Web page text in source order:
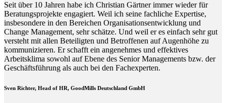
Seit über 10 Jahren habe ich Christian Gärtner immer wieder für
Beratungsprojekte engagiert. Weil ich seine fachliche Expertise,
insbesondere in den Bereichen Organisationsentwicklung und
Change Management, sehr schätze. Und weil er es einfach sehr gut
versteht mit allen Beteiligten und Betroffenen auf Augenhöhe zu
kommunizieren. Er schafft ein angenehmes und effektives
Arbeitsklima sowohl auf Ebene des Senior Managements bzw. der
Geschäftsführung als auch bei den Fachexperten.
Sven Richter, Head of HR, GoodMills Deutschland GmbH